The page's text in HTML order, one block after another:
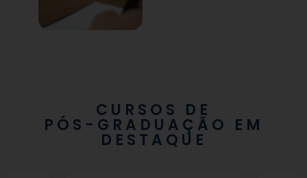
CURSOS DE
PÓS-GRADUAÇÃO EM
DESTAQUE